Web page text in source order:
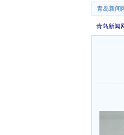
青岛新闻
青岛新闻